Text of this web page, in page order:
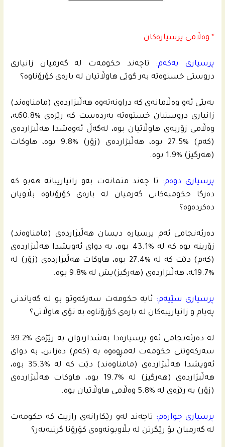
* وه‌ڵامى پرسیاره‌كان:
پرسیارى یه‌كه‌م: تاچه‌ند حكومه‌ت له‌ گه‌رمیان زانیارى
دروستى خستوه‌ته‌ به‌ر گوێى هاوڵاتیان له‌ باره‌ى كۆرۆناوه‌؟
به‌پێى ئه‌و وه‌ڵامانه‌ى كه‌ دراونه‌ته‌وه‌ هه‌ڵبژارده‌ى (مامناوه‌ند)
زانیارى دروستیان خستوه‌ته‌ به‌رده‌ست كه‌ رێژه‌ى %60.8ـه،
وه‌ڵامى زۆربه‌ى هاوڵاتیان بوه‌، له‌گه‌ڵ ئه‌وه‌شدا هه‌ڵبژارده‌ى
(كه‌م) %27.5 بوه‌، هه‌ڵبژارده‌ى (زۆر) %9.8 بوه‌، هاوكات
(هه‌رگیز) %1.9 بوه‌.
پرسیارى دوه‌م: تا چه‌ند متمانه‌ت به‌و زانیارییانه‌ هه‌بو كه‌
ده‌زگا حكومیه‌كانى گه‌رمیان له‌ باره‌ى كۆرۆناوه‌ بڵاویان
ده‌كرده‌وه‌؟
ده‌رئه‌نجامى ئه‌م پرسیاره‌ دیسان هه‌ڵبژارده‌ى (مامناوه‌ند)
زۆرینه‌ بوه‌ كه‌ له‌ %43.1 بوه‌، به‌ دواى ئه‌ویشدا هه‌ڵبژارده‌ى
(كه‌م) دێت كه‌ له‌ %27.4 بوه‌، هاوكات هه‌ڵبژارده‌ى (زۆر) له‌
%19.7ـه‌، هه‌ڵبژارده‌ى (هه‌رگیز)یش له‌ %9.8 بوه‌.
پرسیارى سێیه‌م: ئایه‌ حكومه‌ت سه‌ركه‌وتو بو له‌ گه‌یاندنى
په‌یام و زانیارییه‌كان له‌ باره‌ى كۆرۆناوه‌ به‌ تۆى هاوڵاتى؟
له‌ ده‌رئه‌نجامى ئه‌و پرسیاره‌دا به‌شداربوان به‌ رێژه‌ى %39.2
سه‌ركه‌وتنى حكومه‌ت له‌مڕوه‌وه‌ به‌ (كه‌م) ده‌زانن، به‌ دواى
ئه‌ویشدا هه‌ڵبژارده‌ى (مامناوه‌ند) دێت كه‌ له‌ %35.3 بوه‌،
هه‌ڵبژارده‌ى (هه‌رگیز) له‌ %19.7 بوه‌، هاوكات هه‌ڵبژارده‌ى
(زۆر) به‌ رێژه‌ى له‌ %5.8 وه‌ڵامى هاوڵاتیان بوه‌.
پرسیارى چواره‌م: تاچه‌ند له‌و رێكارانه‌ى رازیت كه‌ حكومه‌ت
له‌ گه‌رمیان بۆ رێگرتن له‌ بڵاوبونه‌وه‌ى كۆرۆنا گرتیه‌به‌ر؟